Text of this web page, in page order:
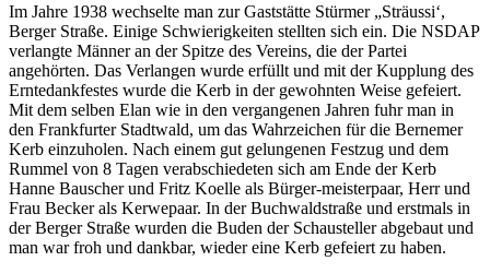
Im Jahre 1938 wechselte man zur Gaststätte Stürmer „Sträussi‘,
Berger Straße. Einige Schwierigkeiten stellten sich ein. Die NSDAP
verlangte Männer an der Spitze des Vereins, die der Partei
angehörten. Das Verlangen wurde erfüllt und mit der Kupplung des
Erntedankfestes wurde die Kerb in der gewohnten Weise gefeiert.
Mit dem selben Elan wie in den vergangenen Jahren fuhr man in
den Frankfurter Stadtwald, um das Wahrzeichen für die Bernemer
Kerb einzuholen. Nach einem gut gelungenen Festzug und dem
Rummel von 8 Tagen verabschiedeten sich am Ende der Kerb
Hanne Bauscher und Fritz Koelle als Bürger-meisterpaar, Herr und
Frau Becker als Kerwepaar. In der Buchwaldstraße und erstmals in
der Berger Straße wurden die Buden der Schausteller abgebaut und
man war froh und dankbar, wieder eine Kerb gefeiert zu haben.